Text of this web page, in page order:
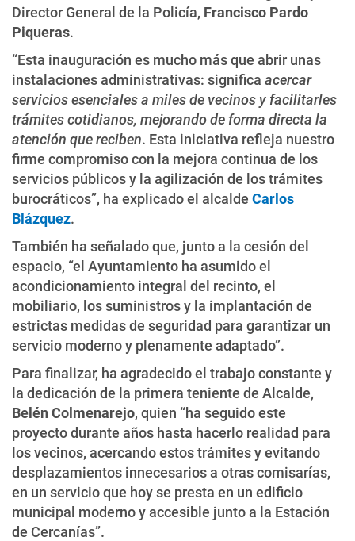
Director General de la Policía, Francisco Pardo
Piqueras.
“Esta inauguración es mucho más que abrir unas
instalaciones administrativas: significa acercar
servicios esenciales a miles de vecinos y facilitarles
trámites cotidianos, mejorando de forma directa la
atención que reciben. Esta iniciativa refleja nuestro
firme compromiso con la mejora continua de los
servicios públicos y la agilización de los trámites
burocráticos”, ha explicado el alcalde Carlos
Blázquez.
También ha señalado que, junto a la cesión del
espacio, “el Ayuntamiento ha asumido el
acondicionamiento integral del recinto, el
mobiliario, los suministros y la implantación de
estrictas medidas de seguridad para garantizar un
servicio moderno y plenamente adaptado”.
Para finalizar, ha agradecido el trabajo constante y
la dedicación de la primera teniente de Alcalde,
Belén Colmenarejo, quien “ha seguido este
proyecto durante años hasta hacerlo realidad para
los vecinos, acercando estos trámites y evitando
desplazamientos innecesarios a otras comisarías,
en un servicio que hoy se presta en un edificio
municipal moderno y accesible junto a la Estación
de Cercanías”.